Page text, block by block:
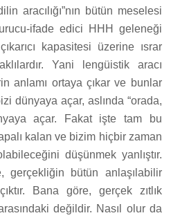
aracılığı”nın bütün meselesi
ifade edici HHH geleneği
kapasitesi üzerine ısrar
Yani lengüistik aracı
anlamı ortaya çıkar ve bunlar
dünyaya açar, aslında “orada,
açar. Fakat işte tam bu
kalan ve bizim hiçbir zaman
düşünmek yanlıştır.
gerçekliğin bütün anlaşılabilir
Bana göre, gerçek zıtlık
değildir. Nasıl olur da